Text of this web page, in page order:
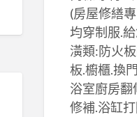
(房屋修繕
均穿制服.
潢類:防火
板.櫥櫃.換
浴室廚房翻
修補.浴缸